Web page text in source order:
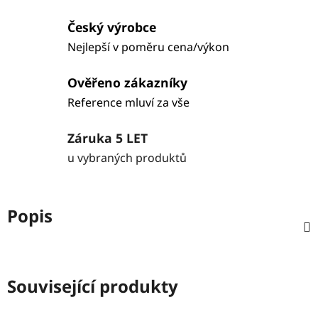
Český výrobce
Nejlepší v poměru cena/výkon
Ověřeno zákazníky
Reference mluví za vše
Záruka 5 LET
u vybraných produktů
Popis
Související produkty